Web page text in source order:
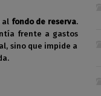
al fondo de reserva.
frente a gastos
sino que impide a